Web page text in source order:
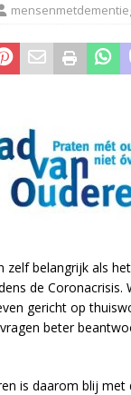
zelf belangrijk als
de Coronacrisis.
gericht op
beter
is daarom blij